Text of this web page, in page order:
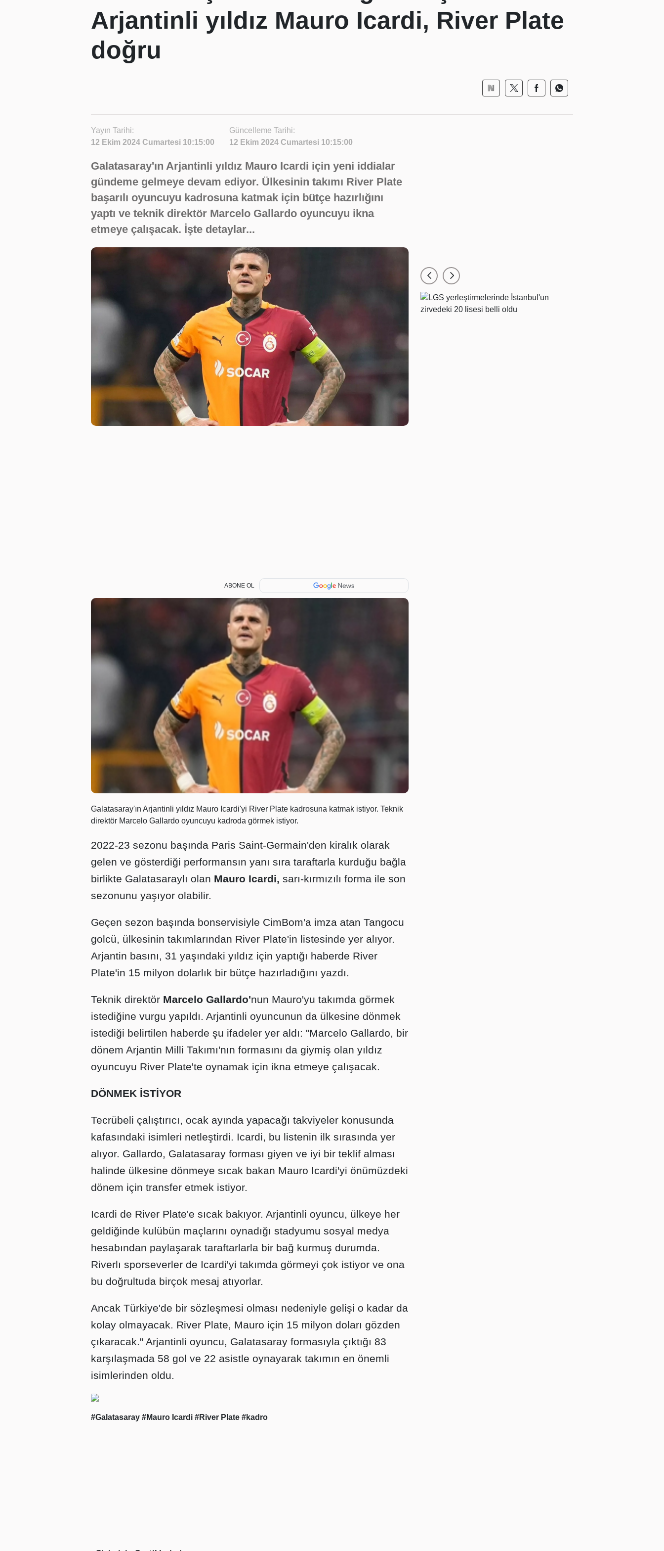
Arjantinli yıldız Mauro Icardi, River Plate
doğru
Yayın Tarihi:
12 Ekim 2024 Cumartesi 10:15:00
Güncelleme Tarihi:
12 Ekim 2024 Cumartesi 10:15:00
Galatasaray'ın Arjantinli yıldız Mauro Icardi için yeni iddialar
gündeme gelmeye devam ediyor. Ülkesinin takımı River Plate
başarılı oyuncuyu kadrosuna katmak için bütçe hazırlığını
yaptı ve teknik direktör Marcelo Gallardo oyuncuyu ikna
etmeye çalışacak. İşte detaylar...
ABONE OL
Galatasaray'ın Arjantinli yıldız Mauro Icardi'yi River Plate kadrosuna katmak istiyor. Teknik
direktör Marcelo Gallardo oyuncuyu kadroda görmek istiyor.
2022-23 sezonu başında Paris Saint-Germain'den kiralık olarak
gelen ve gösterdiği performansın yanı sıra taraftarla kurduğu bağla
birlikte Galatasaraylı olan Mauro Icardi, sarı-kırmızılı forma ile son
sezonunu yaşıyor olabilir.
Geçen sezon başında bonservisiyle CimBom'a imza atan Tangocu
golcü, ülkesinin takımlarından River Plate'in listesinde yer alıyor.
Arjantin basını, 31 yaşındaki yıldız için yaptığı haberde River
Plate'in 15 milyon dolarlık bir bütçe hazırladığını yazdı.
Teknik direktör Marcelo Gallardo'nun Mauro'yu takımda görmek
istediğine vurgu yapıldı. Arjantinli oyuncunun da ülkesine dönmek
istediği belirtilen haberde şu ifadeler yer aldı: "Marcelo Gallardo, bir
dönem Arjantin Milli Takımı'nın formasını da giymiş olan yıldız
oyuncuyu River Plate'te oynamak için ikna etmeye çalışacak.
DÖNMEK İSTİYOR
Tecrübeli çalıştırıcı, ocak ayında yapacağı takviyeler konusunda
kafasındaki isimleri netleştirdi. Icardi, bu listenin ilk sırasında yer
alıyor. Gallardo, Galatasaray forması giyen ve iyi bir teklif alması
halinde ülkesine dönmeye sıcak bakan Mauro Icardi'yi önümüzdeki
dönem için transfer etmek istiyor.
Icardi de River Plate'e sıcak bakıyor. Arjantinli oyuncu, ülkeye her
geldiğinde kulübün maçlarını oynadığı stadyumu sosyal medya
hesabından paylaşarak taraftarlarla bir bağ kurmuş durumda.
Riverlı sporseverler de Icardi'yi takımda görmeyi çok istiyor ve ona
bu doğrultuda birçok mesaj atıyorlar.
Ancak Türkiye'de bir sözleşmesi olması nedeniyle gelişi o kadar da
kolay olmayacak. River Plate, Mauro için 15 milyon doları gözden
çıkaracak." Arjantinli oyuncu, Galatasaray formasıyla çıktığı 83
karşılaşmada 58 gol ve 22 asistle oynayarak takımın en önemli
isimlerinden oldu.
#Galatasaray #Mauro Icardi #River Plate #kadro